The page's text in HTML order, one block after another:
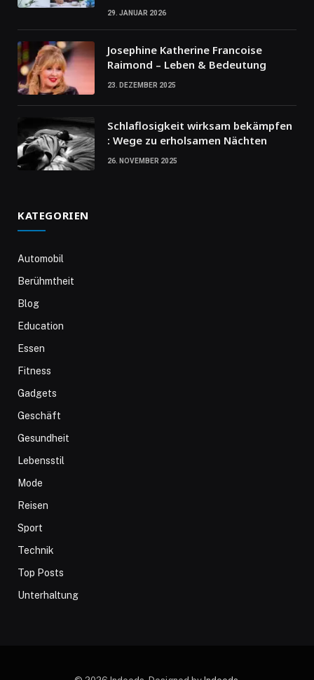
29. JANUAR 2026
Josephine Katherine Francoise
Raimond – Leben & Bedeutung
23. DEZEMBER 2025
Schlaflosigkeit wirksam bekämpfen
: Wege zu erholsamen Nächten
26. NOVEMBER 2025
KATEGORIEN
Automobil
Berühmtheit
Blog
Education
Essen
Fitness
Gadgets
Geschäft
Gesundheit
Lebensstil
Mode
Reisen
Sport
Technik
Top Posts
Unterhaltung